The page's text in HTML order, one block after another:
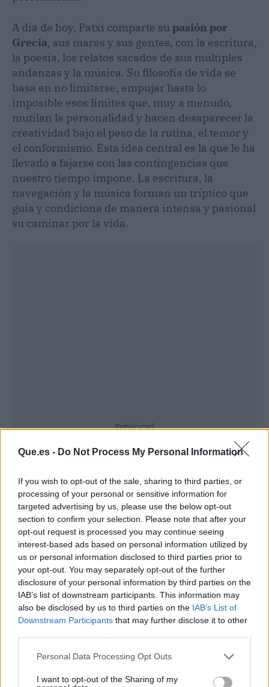
Que.es - Do Not Process My Personal Information
If you wish to opt-out of the sale, sharing to third parties, or
processing of your personal or sensitive information for
targeted advertising by us, please use the below opt-out
section to confirm your selection. Please note that after your
opt-out request is processed you may continue seeing
interest-based ads based on personal information utilized by
us or personal information disclosed to third parties prior to
your opt-out. You may separately opt-out of the further
disclosure of your personal information by third parties on the
IAB’s list of downstream participants. This information may
also be disclosed by us to third parties on the IAB’s List of
Downstream Participants that may further disclose it to other
Personal Data Processing Opt Outs
I want to opt-out of the Sharing of my
A día de hoy, Patxi comparte supasión por
Grecia, sus mares y sus gentes, con la escritura,
la poesía, los relatos sacados de sus múltiples
andanzas y la música. Su filosofía de vida se
basa en no limitarse, empujar hasta lo
imposible esos límites que, muy a menudo,
mutilan la personalidad y hacen desaparecer la
creatividad bajo el peso de la rutina, el temor y
el conformismo. Esta idea central es la que le ha
llevado a fajarse con las contingencias que
nuestro tiempo impone. La escritura, la
navegación y la música forman un tríptico que
guía y condiciona de manera intensa y pasional
su caminar por la vida.
Publicidad
Caligrama, sello editorial perteneciente al
Grupo Lantia,
uno de los grupos editoriales